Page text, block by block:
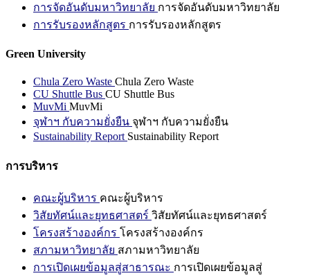
การจัดอันดับมหาวิทยาลัย การจัดอันดับมหาวิทยาลัย
การรับรองหลักสูตร การรับรองหลักสูตร
Green University
Chula Zero Waste Chula Zero Waste
CU Shuttle Bus CU Shuttle Bus
MuvMi MuvMi
จุฬาฯ กับความยั่งยืน จุฬาฯ กับความยั่งยืน
Sustainability Report Sustainability Report
การบริหาร
คณะผู้บริหาร คณะผู้บริหาร
วิสัยทัศน์และยุทธศาสตร์ วิสัยทัศน์และยุทธศาสตร์
โครงสร้างองค์กร โครงสร้างองค์กร
สภามหาวิทยาลัย สภามหาวิทยาลัย
การเปิดเผยข้อมูลสู่สาธารณะ การเปิดเผยข้อมูลสู่